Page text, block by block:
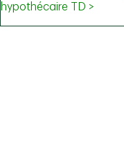
hypothécaire TD >